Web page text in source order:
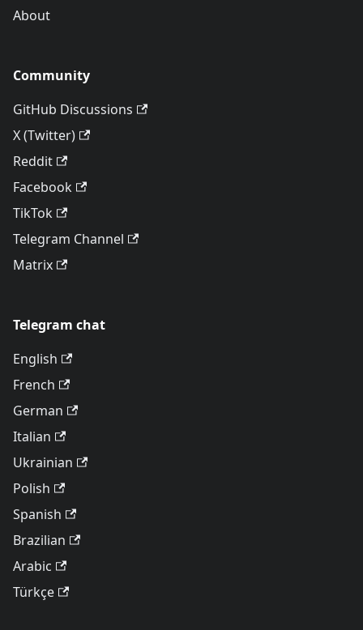
About
Community
GitHub Discussions
X (Twitter)
Reddit
Facebook
TikTok
Telegram Channel
Matrix
Telegram chat
English
French
German
Italian
Ukrainian
Polish
Spanish
Brazilian
Arabic
Türkçe